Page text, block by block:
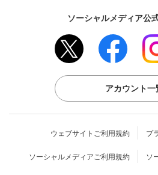
ソーシャルメディア公
アカウント一
ウェブサイトご利用規約 プ
ソーシャルメディアご利用規約 ソ